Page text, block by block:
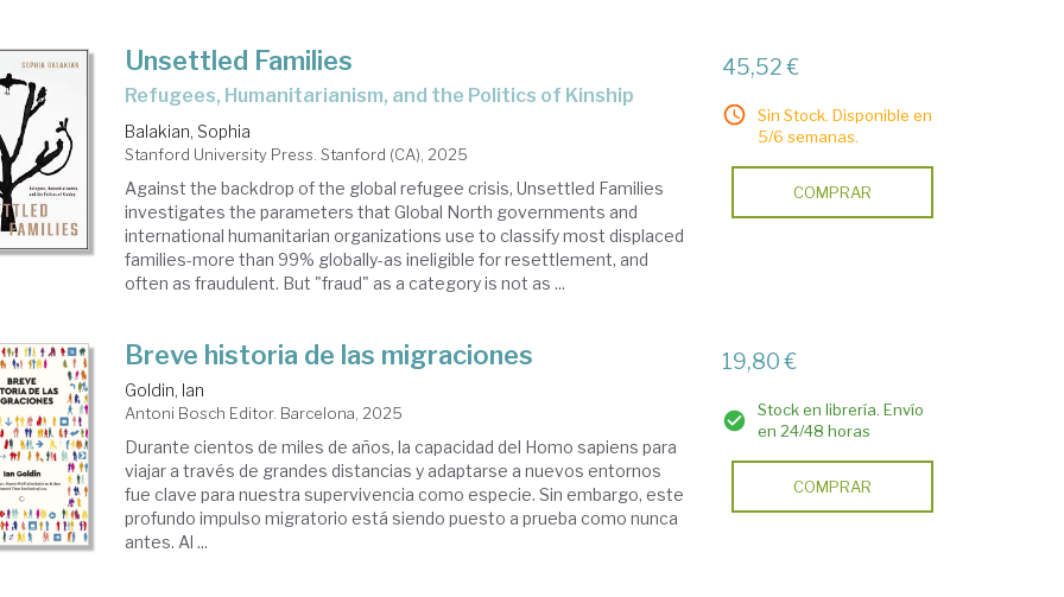
Unsettled Families
Refugees, Humanitarianism, and the Politics of Kinship
Balakian, Sophia
Stanford University Press. Stanford (CA), 2025
Against the backdrop of the global refugee crisis, Unsettled Families
investigates the parameters that Global North governments and
international humanitarian organizations use to classify most displaced
families-more than 99% globally-as ineligible for resettlement, and
often as fraudulent. But "fraud" as a category is not as ...
45,52 €
Sin Stock. Disponible en
5/6 semanas.
COMPRAR
Breve historia de las migraciones
Goldin, Ian
Antoni Bosch Editor. Barcelona, 2025
Durante cientos de miles de años, la capacidad del Homo sapiens para
viajar a través de grandes distancias y adaptarse a nuevos entornos
fue clave para nuestra supervivencia como especie. Sin embargo, este
profundo impulso migratorio está siendo puesto a prueba como nunca
antes. Al ...
19,80 €
Stock en librería. Envío
en 24/48 horas
COMPRAR